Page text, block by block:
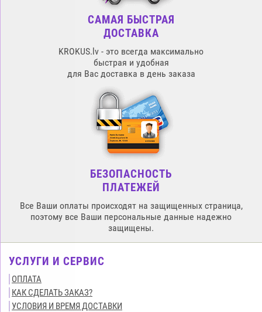
САМАЯ БЫСТРАЯ
ДОСТАВКА
KROKUS.lv - это всегда максимально
быстрая и удобная
для Вас доставка в день заказа
БЕЗОПАСНОСТЬ
ПЛАТЕЖЕЙ
Все Ваши оплаты происходят на защищенных страница,
поэтому все Ваши персональные данные надежно
защищены.
УСЛУГИ И СЕРВИС
ОПЛАТА
КАК СДЕЛАТЬ ЗАКАЗ?
УСЛОВИЯ И ВРЕМЯ ДОСТАВКИ